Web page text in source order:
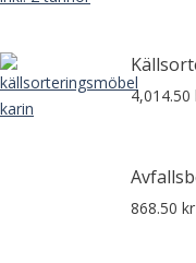
4,014.50
868.50 kr